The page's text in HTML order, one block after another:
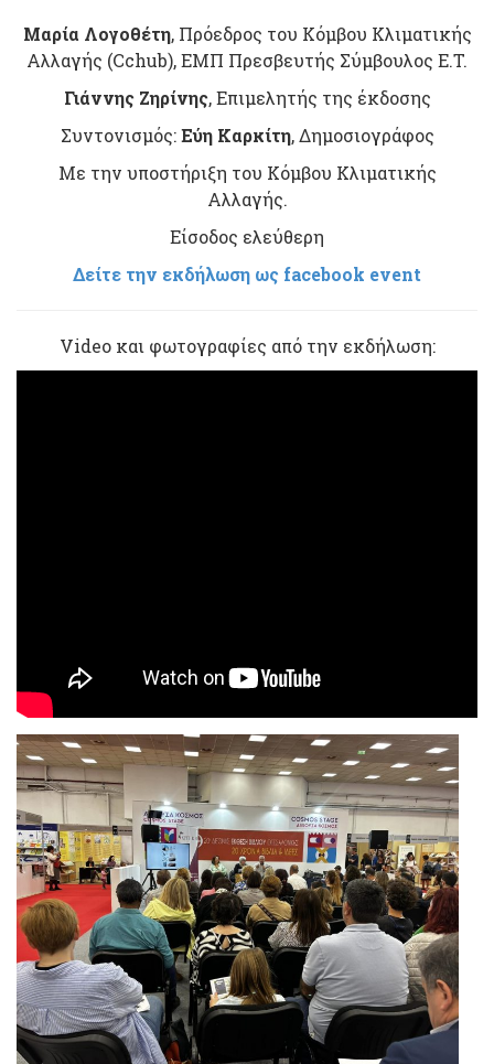
Μαρία Λογοθέτη, Πρόεδρος του Κόμβου Κλιματικής
Αλλαγής (Cchub), ΕΜΠ Πρεσβευτής Σύμβουλος Ε.Τ.
Γιάννης Ζηρίνης, Eπιμελητής της έκδοσης
Συντονισμός:Εύη Καρκίτη, Δημοσιογράφος
Με την υποστήριξη του Κόμβου Κλιματικής
Αλλαγής.
Είσοδος ελεύθερη
Δείτε την εκδήλωση ως facebook event
Video και φωτογραφίες από την εκδήλωση: